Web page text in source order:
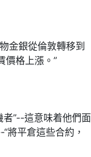
金銀從倫敦轉移到
價格上漲。”
”--這意味着他們面
將平倉這些合約，